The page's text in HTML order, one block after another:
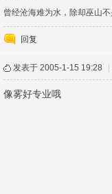
曾经沧海难为水，除却巫山
回复
发表于 2005-1-15 19:28
像雾好专业哦